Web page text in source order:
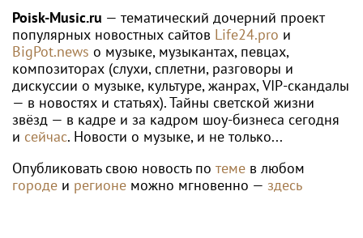
организацию
Poisk-Music.ru — тематический дочерний проект
популярных новостных сайтов Life24.pro и
BigPot.news о музыке, музыкантах, певцах,
композиторах (слухи, сплетни, разговоры и
дискуссии о музыке, культуре, жанрах, VIP-скандалы
— в новостях и статьях). Тайны светской жизни
звёзд — в кадре и за кадром шоу-бизнеса сегодня
и сейчас. Новости о музыке, и не только...
Опубликовать свою новость по теме в любом
городе и регионе можно мгновенно — здесь